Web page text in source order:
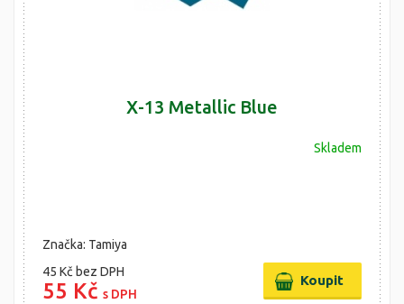
X-13 Metallic Blue
Skladem
Značka: Tamiya
45 Kč bez DPH
55 Kč s DPH